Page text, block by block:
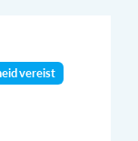
vereist